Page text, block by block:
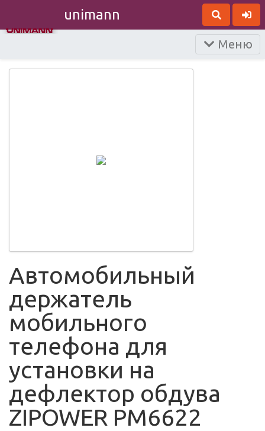
unimann
Меню
Автомобильный
держатель
мобильного
телефона для
установки на
дефлектор обдува
ZIPOWER PM6622